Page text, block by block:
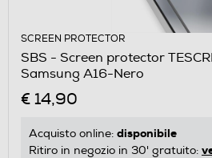
SCREEN PROTECTOR
SBS - Screen protector
Samsung A16-Nero
€ 14,90
Acquisto online: disponibile
Ritiro in negozio in 30' gratuito: